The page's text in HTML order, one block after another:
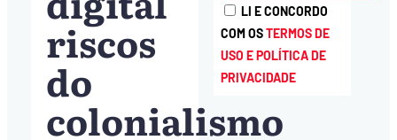
riscos
do
colonialismo
LI E CONCORDO
COM OSTERMOS DE
USO E POLÍTICA DE
PRIVACIDADE